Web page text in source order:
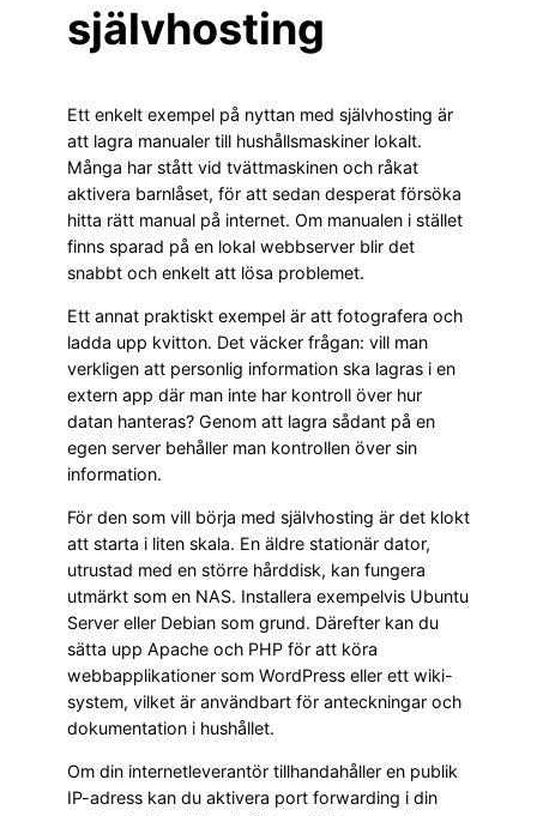
självhosting
Ett enkelt exempel på nyttan med självhosting är
att lagra manualer till hushållsmaskiner lokalt.
Många har stått vid tvättmaskinen och råkat
aktivera barnlåset, för att sedan desperat försöka
hitta rätt manual på internet. Om manualen i stället
finns sparad på en lokal webbserver blir det
snabbt och enkelt att lösa problemet.
Ett annat praktiskt exempel är att fotografera och
ladda upp kvitton. Det väcker frågan: vill man
verkligen att personlig information ska lagras i en
extern app där man inte har kontroll över hur
datan hanteras? Genom att lagra sådant på en
egen server behåller man kontrollen över sin
information.
För den som vill börja med självhosting är det klokt
att starta i liten skala. En äldre stationär dator,
utrustad med en större hårddisk, kan fungera
utmärkt som en NAS. Installera exempelvis Ubuntu
Server eller Debian som grund. Därefter kan du
sätta upp Apache och PHP för att köra
webbapplikationer som WordPress eller ett wiki-
system, vilket är användbart för anteckningar och
dokumentation i hushållet.
Om din internetleverantör tillhandahåller en publik
IP-adress kan du aktivera port forwarding i din